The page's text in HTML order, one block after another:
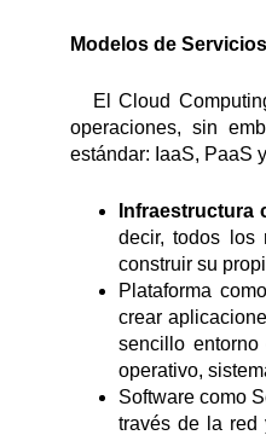
Modelos de
El Cloud
operaciones, sin
estándar: IaaS, PaaS
Infraestructura
decir, todos los
construir su
Plataforma
crear
sencillo entorno
operativo,
Software como
través de la red